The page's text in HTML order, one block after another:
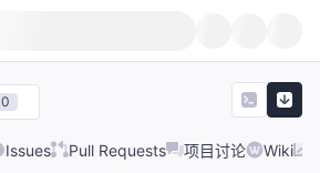
0
Issues Pull Requests 项目讨论 Wiki